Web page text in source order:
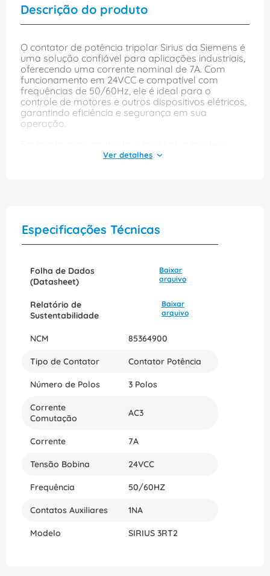
Descrição do produto
O contator de potência tripolar Sirius da Siemens é
uma solução confiável para aplicações industriais,
oferecendo uma corrente nominal de 7A. Com
funcionamento em 24VCC e compatível com
frequências de 50/60Hz, ele é ideal para o
controle de motores e outros dispositivos elétricos,
garantindo eficiência e segurança em sua
operação.
3RT20151KB42 proporciona proteção adicional
em sistemas elétricos.
Especificações Técnicas
Folha de Dados
(Datasheet)
Baixar
arquivo
Relatório de
Sustentabilidade
Baixar
arquivo
NCM 85364900
Tipo de Contator Contator Potência
Número de Polos 3 Polos
Corrente
Comutação
AC3
Corrente 7A
Tensão Bobina 24VCC
Frequência 50/60HZ
Contatos Auxiliares 1NA
Modelo SIRIUS 3RT2